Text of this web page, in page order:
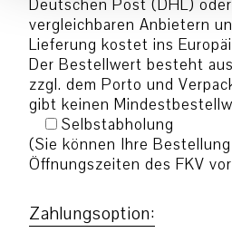
Deutschen Post (DHL)
vergleichbaren Anbietern
Lieferung kostet ins
Der Bestellwert besteht
zzgl. dem Porto und
gibt keinen
Selbstabholung
(Sie können Ihre
Öffnungszeiten des FKV
Zahlungsoption: